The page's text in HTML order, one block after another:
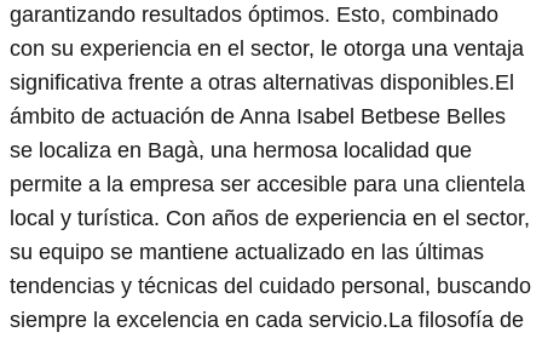
garantizando resultados óptimos. Esto, combinado
con su experiencia en el sector, le otorga una ventaja
significativa frente a otras alternativas disponibles.El
ámbito de actuación de Anna Isabel Betbese Belles
se localiza en Bagà, una hermosa localidad que
permite a la empresa ser accesible para una clientela
local y turística. Con años de experiencia en el sector,
su equipo se mantiene actualizado en las últimas
tendencias y técnicas del cuidado personal, buscando
siempre la excelencia en cada servicio.La filosofía de